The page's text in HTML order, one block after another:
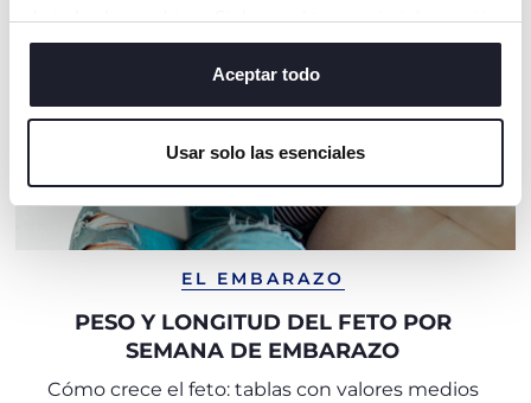
de todas las cookies. Si desea obtener más información
o cambiar o revocar el consentimiento de todas o
algunas cookies, haga clic en "mostrar detalles". Al
cerrar este banner, usted consiente en utilizar
servicio solicitado.
Aceptar todo
Usar solo las esenciales
EL EMBARAZO
PESO Y LONGITUD DEL FETO POR
SEMANA DE EMBARAZO
Cómo crece el feto: tablas con valores medios